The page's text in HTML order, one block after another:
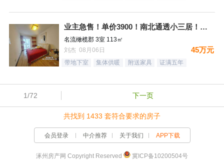
业主急售！单价3900！南北通透小三居！月供1500，结束租
名流橄榄郡 3室 113㎡
刘杰 08月06日
45万元
带地下室 集体供暖 附送家具 证满五年
1/72 下一页
共找到 1433 套符合要求的房子
会员登录 中介推荐 关于我们 APP下载
涿州房产网 Copyright Reserved 冀ICP备10200504号